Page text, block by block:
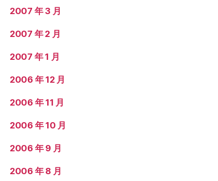
2007 年 3 月
2007 年 2 月
2007 年 1 月
2006 年 12 月
2006 年 11 月
2006 年 10 月
2006 年 9 月
2006 年 8 月